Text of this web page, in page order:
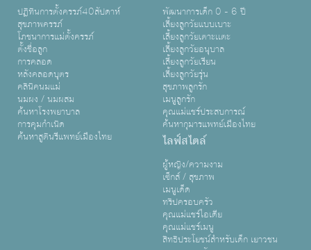
ปฏิทินการตั้งครรภ์40สัปดาห์
สุขภาพครรภ์
โภชนาการแม่ตั้งครรภ์
ตั้งชื่อลูก
การคลอด
หลังคลอดบุตร
คลินิคนมแม่
นมผง / นมผสม
ค้นหาโรงพยาบาล
การคุมกำเนิด
ค้นหาสูตินรีแพทย์เมืองไทย
พัฒนาการเด็ก 0 - 6 ปี
เลี้ยงลูกวัยแบบเบาะ
เลี้ยงลูกวัยเตาะเเตะ
เลี้ยงลูกวัยอนุบาล
เลี้ยงลูกวัยเรียน
เลี้ยงลูกวัยรุ่น
สุขภาพลูกรัก
เมนูลูกรัก
คุณแม่แชร์ประสบการณ์
ค้นหากุมารแพทย์เมืองไทย
ไลฟ์สไตล์
ผู้หญิง/ความงาม
เซ็กส์ / สุขภาพ
เมนูเด็ด
ทริปครอบครัว
คุณแม่แชร์ไอเดีย
คุณแม่แชร์เมนู
สิทธิประโยชน์สำหรับเด็ก เยาวชน